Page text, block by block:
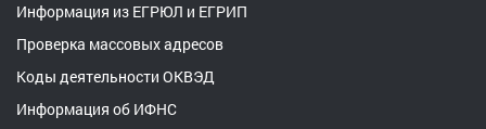
Информация из ЕГРЮЛ и ЕГРИП
Проверка массовых адресов
Коды деятельности ОКВЭД
Информация об ИФНС